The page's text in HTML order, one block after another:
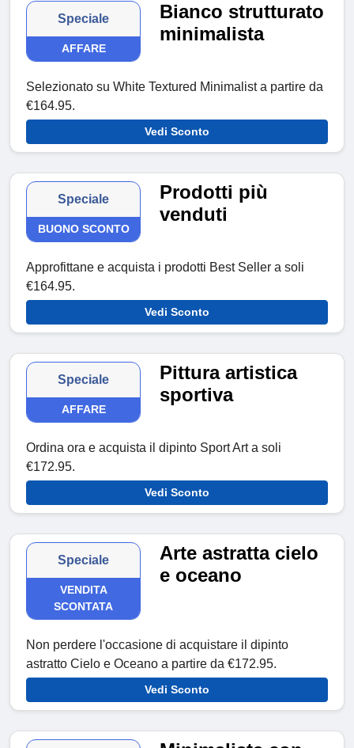
Speciale
AFFARE
Bianco strutturato
minimalista
Selezionato su White Textured Minimalist a partire da
€164.95.
Vedi Sconto
Speciale
BUONO SCONTO
Prodotti più
venduti
Approfittane e acquista i prodotti Best Seller a soli
€164.95.
Vedi Sconto
Speciale
AFFARE
Pittura artistica
sportiva
Ordina ora e acquista il dipinto Sport Art a soli
€172.95.
Vedi Sconto
Speciale
VENDITA
SCONTATA
Arte astratta cielo
e oceano
Non perdere l'occasione di acquistare il dipinto
astratto Cielo e Oceano a partire da €172.95.
Vedi Sconto